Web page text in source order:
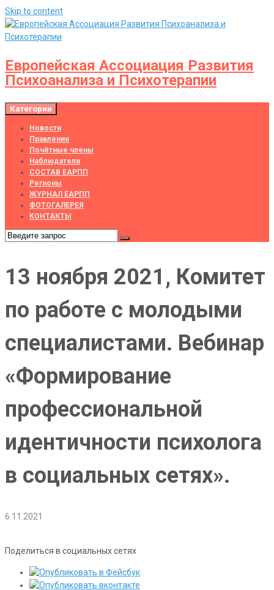
Skip to content
Европейская Ассоциация Развития
Психоанализа и Психотерапии
Категории
Новости
Правление
Почётные члены
Наблюдатели
СОСТАВ ЕАРПП
Регионы
ЖУРНАЛ ЕАРПП
ФОТОГАЛЕРЕЯ
КОНТАКТЫ
13 ноября 2021, Комитет
по работе с молодыми
специалистами. Вебинар
«Формирование
профессиональной
идентичности психолога
в социальных сетях».
6.11.2021
Поделиться в социальных сетях